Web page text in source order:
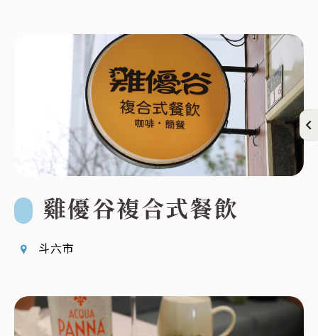
雞優谷複合式餐飲
斗六市